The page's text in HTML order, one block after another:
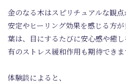
金のなる木はスピリチュアルな観
安定やヒーリング効果を感じる方
葉は、目にするたびに安心感や癒
有のストレス緩和作用も期待できま
体験談によると、